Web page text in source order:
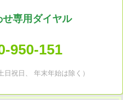
せ専用ダイヤル
950-151
祝日、 年末年始は除く）